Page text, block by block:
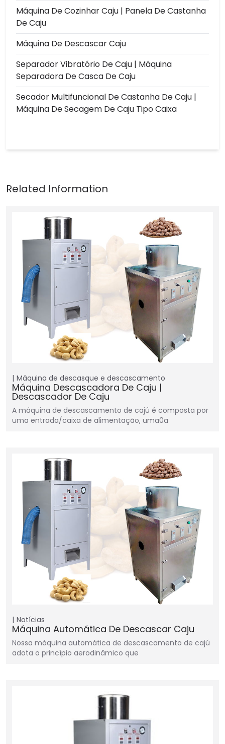
Máquina De Cozinhar Caju | Panela De Castanha
De Caju
Máquina De Descascar Caju
Separador Vibratório De Caju | Máquina
Separadora De Casca De Caju
Secador Multifuncional De Castanha De Caju |
Máquina De Secagem De Caju Tipo Caixa
Máquina de descasque e descascamento
Máquina Descascadora De Caju |
Descascador De Caju
A máquina de descascamento de cajú é composta por
uma entrada/caixa de alimentação, uma0a
Notícias
Máquina Automática De Descascar Caju
Nossa máquina automática de descascamento de cajú
adota o princípio aerodinâmico que